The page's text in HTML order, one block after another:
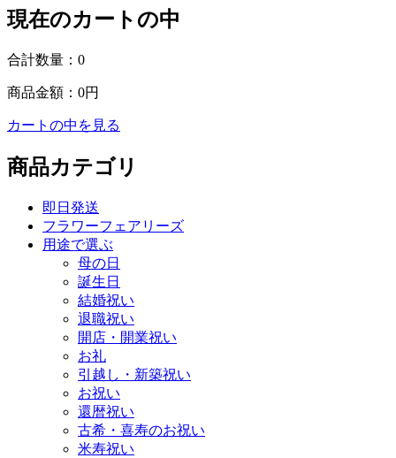
現在のカートの中
合計数量： 0
商品金額： 0円
カートの中を見る
商品カテゴリ
即日発送
フラワーフェアリーズ
用途で選ぶ
母の日
誕生日
結婚祝い
退職祝い
開店・開業祝い
お礼
引越し・新築祝い
お祝い
還暦祝い
古希・喜寿のお祝い
米寿祝い